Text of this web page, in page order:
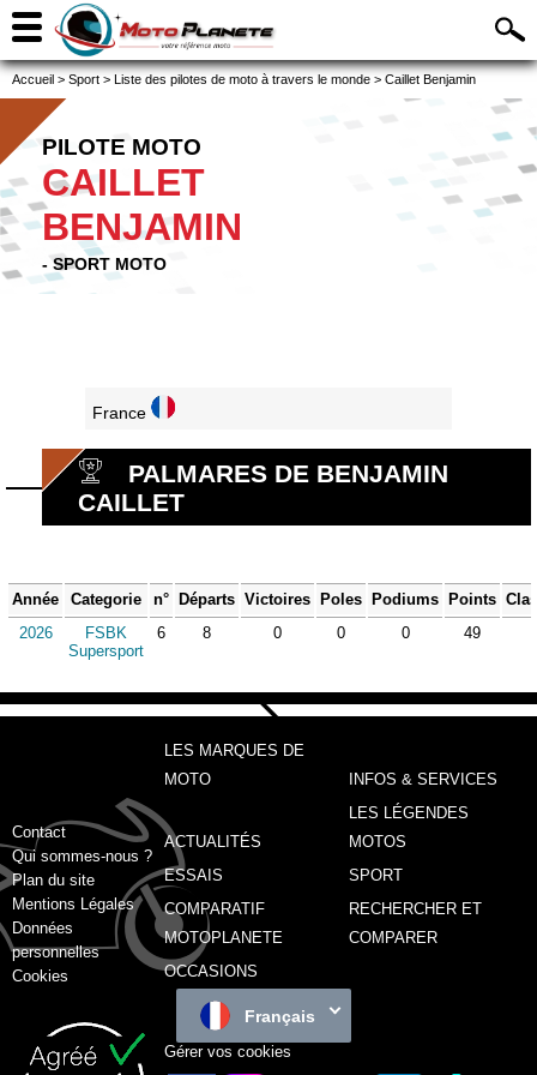
Accueil > Sport > Liste des pilotes de moto à travers le monde > Caillet Benjamin
PILOTE MOTO
CAILLET
BENJAMIN
- SPORT MOTO
France
PALMARES DE BENJAMIN
CAILLET
Année Categorie n° Départs Victoires Poles Podiums Points
2026
FSBK
Supersport
6 8 0 0 0 49
Contact
Qui sommes-nous ?
Plan du site
Mentions Légales
Données
personnelles
Cookies
LES MARQUES DE
MOTO
INFOS & SERVICES
ACTUALITÉS
LES LÉGENDES
MOTOS
ESSAIS
SPORT
COMPARATIF
MOTOPLANETE
RECHERCHER ET
COMPARER
OCCASIONS
Français
Gérer vos cookies